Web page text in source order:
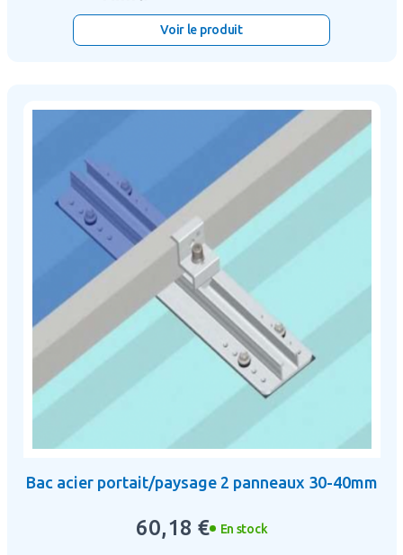
Voir le produit
Bac acier portait/paysage 2 panneaux 30-40mm
60,18 € En stock